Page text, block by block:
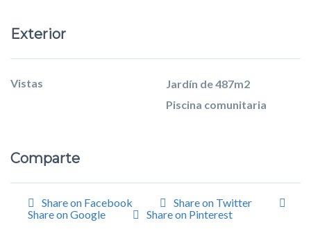
Exterior
Vistas
Jardín de 487m2
Piscina comunitaria
Comparte
Share on Facebook
Share on Twitter
Share on Google
Share on Pinterest